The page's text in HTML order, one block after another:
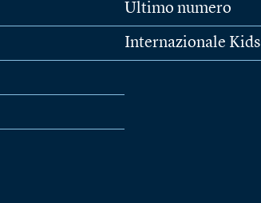
Ultimo numero
Internazionale Kids